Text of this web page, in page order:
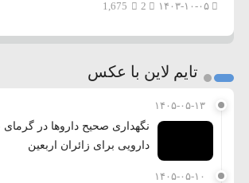
۱۴۰۳-۱۰-۰۵ 1,675
تایم لاین با عکس
۱۴۰۵-۰۵-۱۳
نگهداری صحیح داروها در
دارویی برای زائران اربعین
۱۴۰۵-۰۵-۱۰